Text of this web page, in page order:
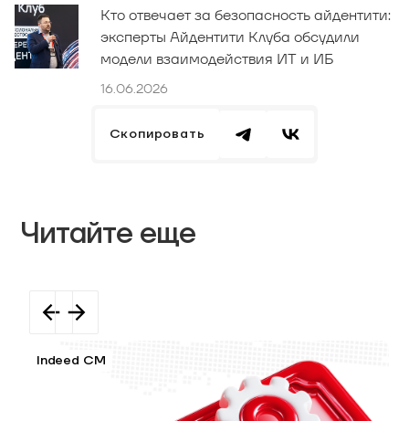
Кто отвечает за безопасность айдентити:
эксперты Айдентити Клуба обсудили
модели взаимодействия ИТ и ИБ
16.06.2026
Скопировать
Читайте еще
Indeed CM